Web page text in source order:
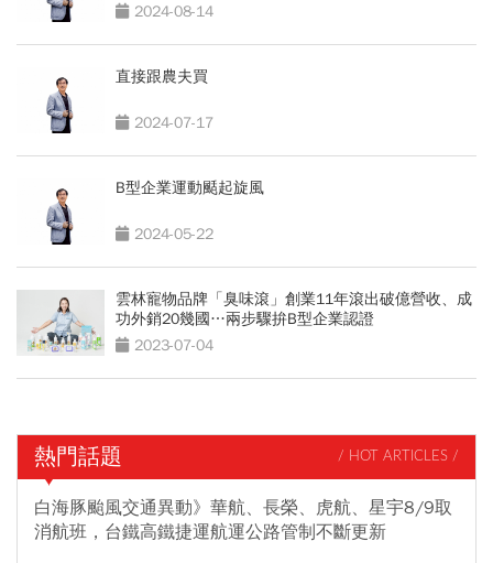
2024-08-14
直接跟農夫買
2024-07-17
B型企業運動颳起旋風
2024-05-22
雲林寵物品牌「臭味滾」創業11年滾出破億營收、成
功外銷20幾國…兩步驟拚B型企業認證
2023-07-04
熱門話題 / HOT ARTICLES /
白海豚颱風交通異動》華航、長榮、虎航、星宇8/9取
消航班，台鐵高鐵捷運航運公路管制不斷更新